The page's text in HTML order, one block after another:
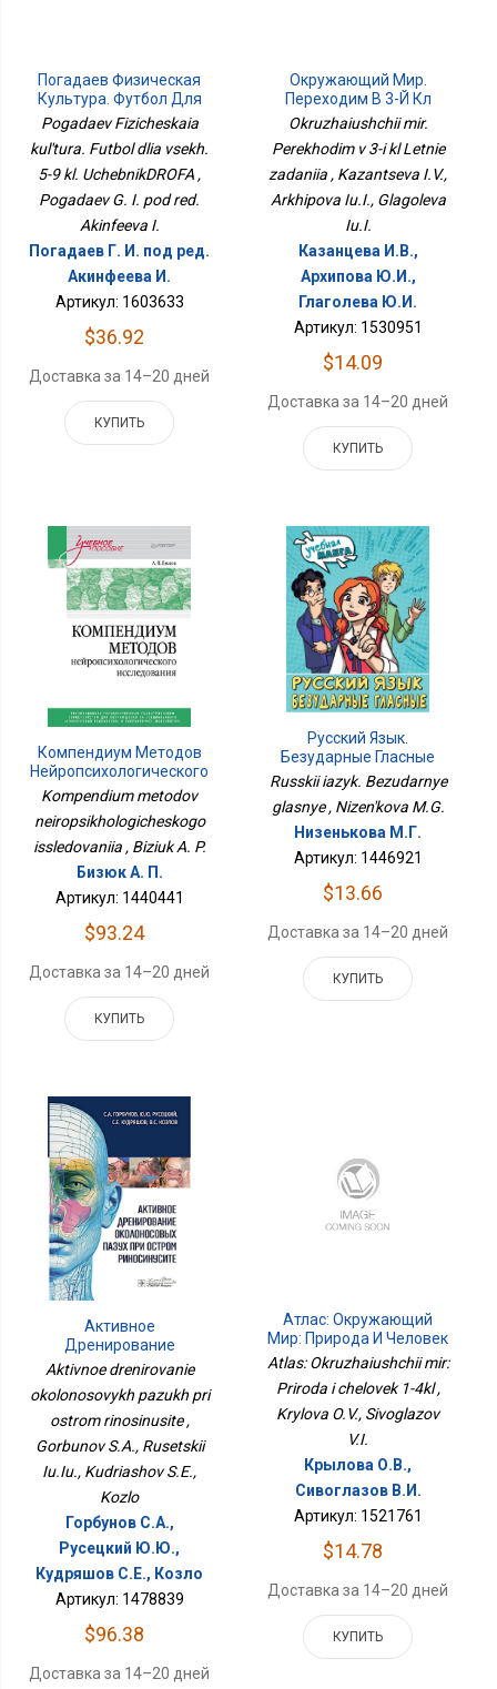
Погадаев Физическая
Культура. Футбол Для
Всех. 5-9 Кл.
УчебникДРОФА
Pogadaev Fizicheskaia
kul'tura. Futbol dlia vsekh.
5-9 kl. UchebnikDROFA ,
Pogadaev G. I. pod red.
Akinfeeva I.
Погадаев Г. И. под ред.
Акинфеева И.
Артикул: 1603633
$36.92
Доставка за 14–20 дней
КУПИТЬ
Окружающий Мир.
Переходим В 3-Й Кл
Летние Задания
Okruzhaiushchii mir.
Perekhodim v 3-i kl Letnie
zadaniia , Kazantseva I.V.,
Arkhipova Iu.I., Glagoleva
Iu.I.
Казанцева И.В.,
Архипова Ю.И.,
Глаголева Ю.И.
Артикул: 1530951
$14.09
Доставка за 14–20 дней
КУПИТЬ
Компендиум Методов
Нейропсихологического
Исследования
Kompendium metodov
neiropsikhologicheskogo
issledovaniia , Biziuk A. P.
Бизюк А. П.
Артикул: 1440441
$93.24
Доставка за 14–20 дней
КУПИТЬ
Русский Язык.
Безударные Гласные
Russkii iazyk. Bezudarnye
glasnye , Nizen'kova M.G.
Низенькова М.Г.
Артикул: 1446921
$13.66
Доставка за 14–20 дней
КУПИТЬ
Активное
Дренирование
Околоносовых Пазух
Риносинусите
Aktivnoe drenirovanie
okolonosovykh pazukh pri
ostrom rinosinusite ,
Gorbunov S.A., Rusetskii
Iu.Iu., Kudriashov S.E.,
Kozlo
Горбунов С.А.,
Русецкий Ю.Ю.,
Кудряшов С.Е., Козло
Артикул: 1478839
$96.38
Доставка за 14–20 дней
Атлас: Окружающий
Мир: Природа И Человек
1-4кл
Atlas: Okruzhaiushchii mir:
Priroda i chelovek 1-4kl ,
Krylova O.V., Sivoglazov
V.I.
Крылова О.В.,
Сивоглазов В.И.
Артикул: 1521761
$14.78
Доставка за 14–20 дней
КУПИТЬ